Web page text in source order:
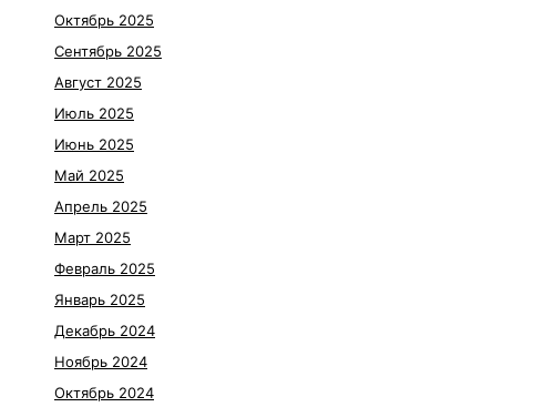
Октябрь 2025
Сентябрь 2025
Август 2025
Июль 2025
Июнь 2025
Май 2025
Апрель 2025
Март 2025
Февраль 2025
Январь 2025
Декабрь 2024
Ноябрь 2024
Октябрь 2024